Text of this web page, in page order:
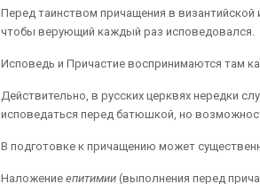
Перед таинством причащения в византийской
чтобы верующий каждый раз исповедовался.
Исповедь и Причастие воспринимаются там
Действительно, в русских церквях нередки
исповедаться перед батюшкой, но
В подготовке к причащению может
Наложение епитимии (выполнения перед